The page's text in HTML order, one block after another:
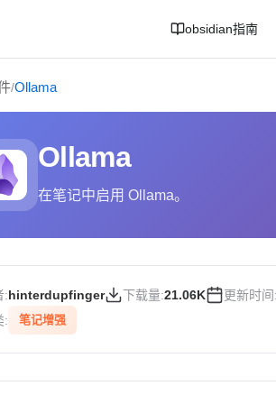
obsidian指南
/Ollama
Ollama
在笔记中启用 Ollama。
:hinterdupfinger 下载量:21.06K 更新时间:
:
笔记增强